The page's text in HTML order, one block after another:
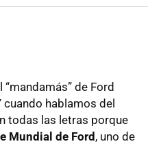
de Ford
cuando hablamos del
todas las letras porque
Mundial de Ford, uno de